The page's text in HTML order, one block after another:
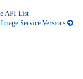
API List
Image Service Versions